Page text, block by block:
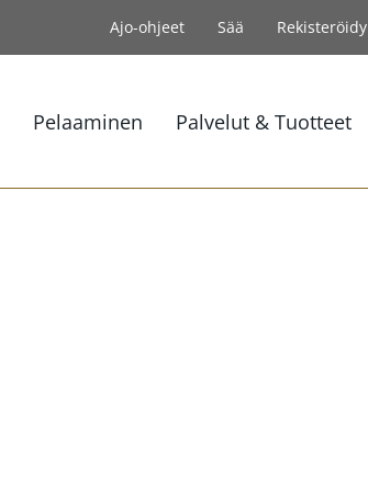
Ajo-ohjeet Sää Rekisteröidy
Pelaaminen Palvelut & Tuotteet